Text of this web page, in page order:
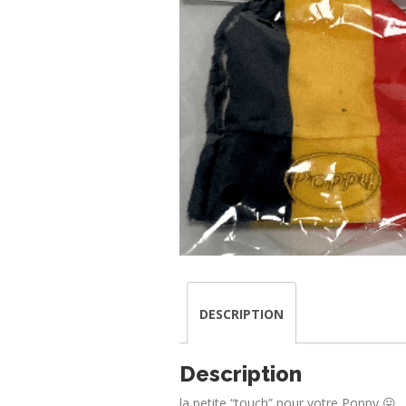
DESCRIPTION
Description